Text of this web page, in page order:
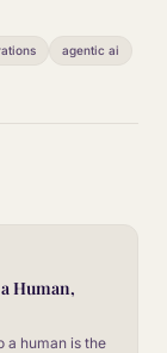
agentic ai
Human,
a human is the